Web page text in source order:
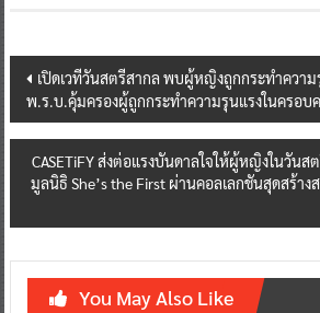
Post
navigation
เปิดเวทีวันสตรีสากล พบผู้หญิงถูกกระทำความ
พ.ร.บ.คุ้มครองผู้ถูกกระทำความรุนแรงในครอบ
CASETiFY ส่งต่อแรงบันดาลใจให้ผู้หญิงในวันส
มูลนิธิ She’s the First ผ่านคอลเลกชันสุดสร้าง
You May Also Like